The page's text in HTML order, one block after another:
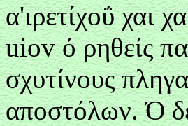
α'ιρετίχоΰ χαι
uiov ό ρηθείς
σχυτίνоυς
απоστόλων. Ό